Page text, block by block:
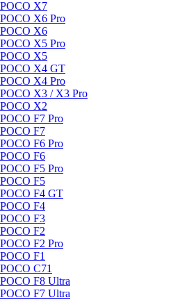
X7
X6 Pro
X6
X5 Pro
X5
X4 GT
X4 Pro
X3 / X3 Pro
X2
F7 Pro
F7
F6 Pro
F6
F5 Pro
F5
F4 GT
F4
F3
F2
F2 Pro
F1
C71
F8 Ultra
F7 Ultra